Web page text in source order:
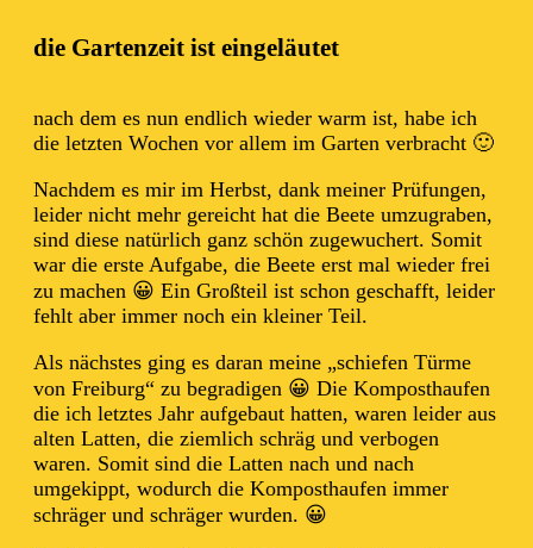
die Gartenzeit ist eingeläutet
nach dem es nun endlich wieder warm ist, habe ich
die letzten Wochen vor allem im Garten verbracht 🙂
Nachdem es mir im Herbst, dank meiner Prüfungen,
leider nicht mehr gereicht hat die Beete umzugraben,
sind diese natürlich ganz schön zugewuchert. Somit
war die erste Aufgabe, die Beete erst mal wieder frei
zu machen 😀 Ein Großteil ist schon geschafft, leider
fehlt aber immer noch ein kleiner Teil.
Als nächstes ging es daran meine „schiefen Türme
von Freiburg“ zu begradigen 😀 Die Komposthaufen
die ich letztes Jahr aufgebaut hatten, waren leider aus
alten Latten, die ziemlich schräg und verbogen
waren. Somit sind die Latten nach und nach
umgekippt, wodurch die Komposthaufen immer
schräger und schräger wurden. 😀